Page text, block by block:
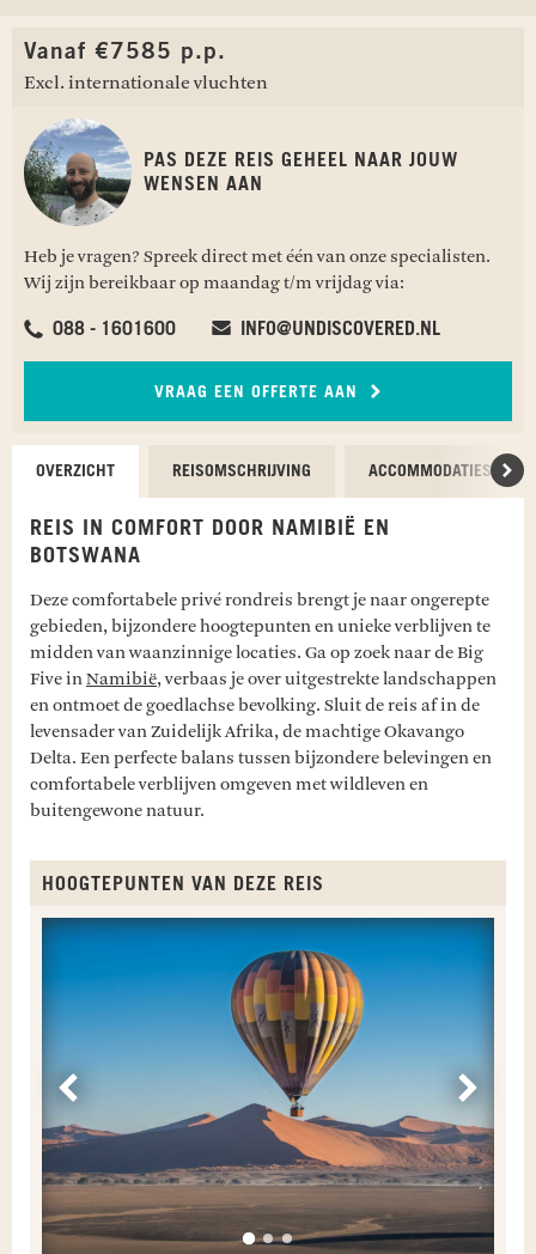
Vanaf €7585 p.p.
Excl. internationale vluchten
PAS DEZE REIS GEHEEL NAAR JOUW
WENSEN AAN
Heb je vragen? Spreek direct met één van onze specialisten.
Wij zijn bereikbaar op maandag t/m vrijdag via:
088 - 1601600 INFO@UNDISCOVERED.NL
VRAAG EEN OFFERTE AAN
OVERZICHT REISOMSCHRIJVING ACCOMMODATIES
REIS IN COMFORT DOOR NAMIBIË EN
BOTSWANA
Deze comfortabele privé rondreis brengt je naar ongerepte
gebieden, bijzondere hoogtepunten en unieke verblijven te
midden van waanzinnige locaties. Ga op zoek naar de Big
Five inNamibië, verbaas je over uitgestrekte landschappen
en ontmoet de goedlachse bevolking. Sluit de reis af in de
levensader van Zuidelijk Afrika, de machtige Okavango
Delta. Een perfecte balans tussen bijzondere belevingen en
comfortabele verblijven omgeven met wildleven en
buitengewone natuur.
HOOGTEPUNTEN VAN DEZE REIS
Vorige